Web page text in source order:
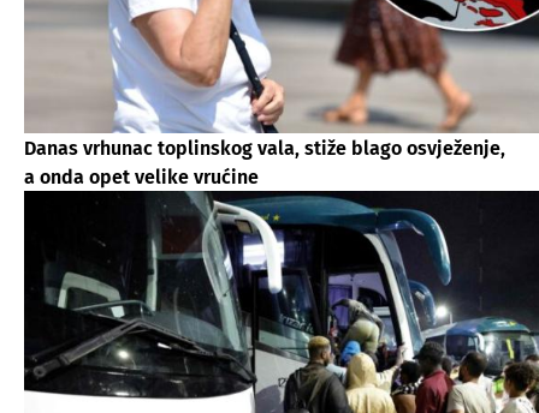
Danas vrhunac toplinskog vala, stiže blago osvježenje,
a onda opet velike vrućine